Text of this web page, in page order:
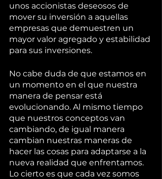
unos accionistas deseosos de
mover su inversión a aquellas
empresas que demuestren un
mayor valor agregado y estabilidad
para sus inversiones.
No cabe duda de que estamos en
un momento en el que nuestra
manera de pensar está
evolucionando. Al mismo tiempo
que nuestros conceptos van
cambiando, de igual manera
cambian nuestras maneras de
hacer las cosas para adaptarse a la
nueva realidad que enfrentamos.
Lo cierto es que cada vez somos